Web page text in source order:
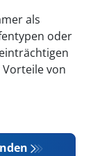
als
oder
von